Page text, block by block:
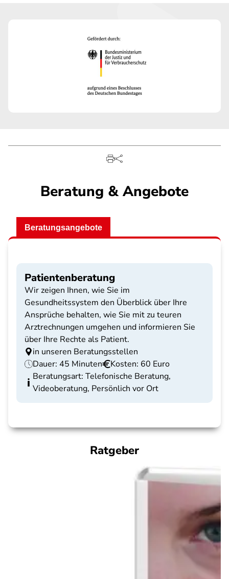
Beratung & Angebote
Beratungsangebote
Patientenberatung
Wir zeigen Ihnen, wie Sie im
Gesundheitssystem den Überblick über Ihre
Ansprüche behalten, wie Sie mit zu teuren
Arztrechnungen umgehen und informieren Sie
über Ihre Rechte als Patient.
in unseren Beratungsstellen
Dauer: 45 Minuten
Kosten: 60 Euro
Beratungsart: Telefonische Beratung,
Videoberatung, Persönlich vor Ort
Ratgeber